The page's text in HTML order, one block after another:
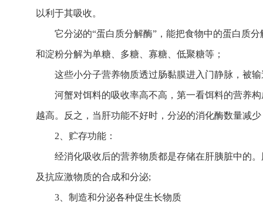
以利于其吸收。
它分泌的“蛋白质分解酶”，能把食物中的蛋白质
和淀粉分解为单糖、多糖、寡糖、低聚糖等；
这些小分子营养物质透过肠黏膜进入门静脉，被
河蟹对饵料的吸收率高不高，第一看饵料的营养
越高。反之，当肝功能不好时，分泌的消化酶数量减
2、贮存功能：
经消化吸收后的营养物质都是存储在肝胰脏中的
及抗应激物质的合成和分泌;
3、制造和分泌各种促生长物质